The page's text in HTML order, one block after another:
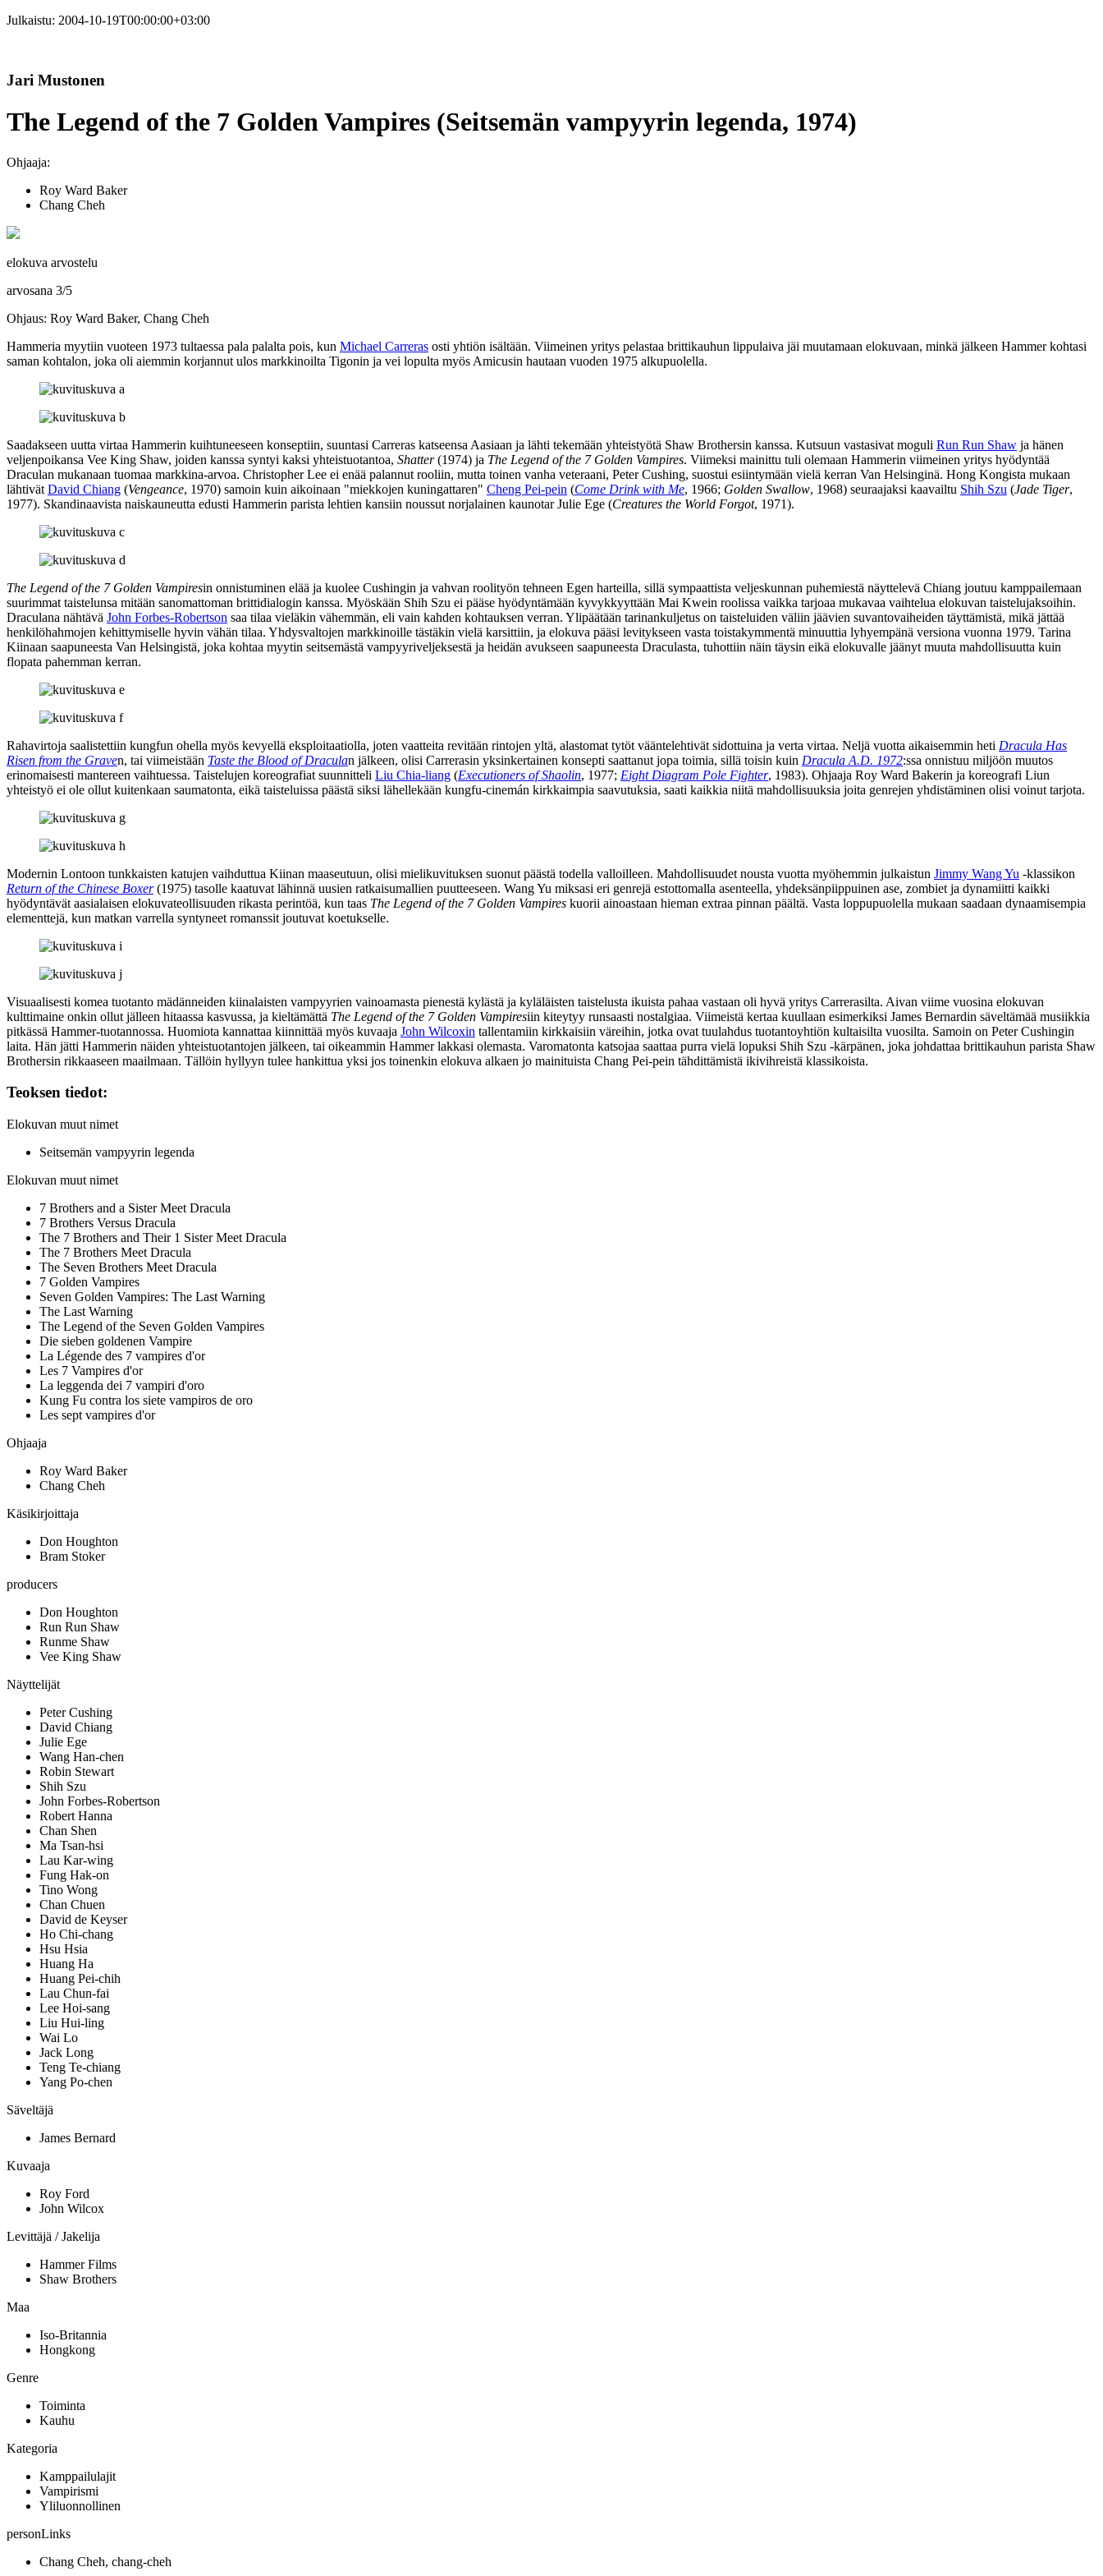
Julkaistu: 2004-10-19T00:00:00+03:00
Jari Mustonen
The Legend of the 7 Golden Vampires (Seitsemän vampyyrin legenda, 1974)
Ohjaaja:
Roy Ward Baker
Chang Cheh
elokuva arvostelu
arvosana 3/5
Ohjaus: Roy Ward Baker, Chang Cheh
Hammeria myytiin vuoteen 1973 tultaessa pala palalta pois, kun Michael Carreras osti yhtiön isältään. Viimeinen yritys pelastaa brittikauhun lippulaiva jäi muutamaan elokuvaan, minkä jälkeen Hammer kohtasi
saman kohtalon, joka oli aiemmin korjannut ulos markkinoilta Tigonin ja vei lopulta myös Amicusin hautaan vuoden 1975 alkupuolella.
Saadakseen uutta virtaa Hammerin kuihtuneeseen konseptiin, suuntasi Carreras katseensa Aasiaan ja lähti tekemään yhteistyötä Shaw Brothersin kanssa. Kutsuun vastasivat moguli Run Run Shaw ja hänen
veljenpoikansa Vee King Shaw, joiden kanssa syntyi kaksi yhteistuotantoa, Shatter(1974) ja The Legend of the 7 Golden Vampires. Viimeksi mainittu tuli olemaan Hammerin viimeinen yritys hyödyntää
Draculan mukanaan tuomaa markkina-arvoa. Christopher Lee ei enää palannut rooliin, mutta toinen vanha veteraani, Peter Cushing, suostui esiintymään vielä kerran Van Helsinginä. Hong Kongista mukaan
lähtivät David Chiang (Vengeance, 1970) samoin kuin aikoinaan "miekkojen kuningattaren" Cheng Pei‑pein (Come Drink with Me, 1966; Golden Swallow, 1968) seuraajaksi kaavailtu Shih Szu (Jade Tiger,
1977). Skandinaavista naiskauneutta edusti Hammerin parista lehtien kansiin noussut norjalainen kaunotarJulie Ege (Creatures the World Forgot, 1971).
The Legend of the 7 Golden Vampiresin onnistuminen elää ja kuolee Cushingin ja vahvan roolityön tehneen Egen harteilla, sillä sympaattista veljeskunnan puhemiestä näyttelevä Chiang joutuu kamppailemaan
suurimmat taistelunsa mitään sanomattoman brittidialogin kanssa. Myöskään Shih Szu ei pääse hyödyntämään kyvykkyyttään Mai Kwein roolissa vaikka tarjoaa mukavaa vaihtelua elokuvan taistelujaksoihin.
Draculana nähtävä John Forbes-Robertson saa tilaa vieläkin vähemmän, eli vain kahden kohtauksen verran. Ylipäätään tarinankuljetus on taisteluiden väliin jäävien suvantovaiheiden täyttämistä, mikä jättää
henkilöhahmojen kehittymiselle hyvin vähän tilaa. Yhdysvaltojen markkinoille tästäkin vielä karsittiin, ja elokuva pääsi levitykseen vasta toistakymmentä minuuttia lyhyempänä versiona vuonna 1979. Tarina
Kiinaan saapuneesta Van Helsingistä, joka kohtaa myytin seitsemästä vampyyriveljeksestä ja heidän avukseen saapuneesta Draculasta, tuhottiin näin täysin eikä elokuvalle jäänyt muuta mahdollisuutta kuin
flopata pahemman kerran.
Rahavirtoja saalistettiin kungfun ohella myös kevyellä eksploitaatiolla, joten vaatteita revitään rintojen yltä, alastomat tytöt vääntelehtivät sidottuina ja verta virtaa. Neljä vuotta aikaisemmin heti Dracula Has
Risen from the Graven, tai viimeistään Taste the Blood of Draculan jälkeen, olisi Carrerasin yksinkertainen konsepti saattanut jopa toimia, sillä toisin kuin Dracula A.D. 1972:ssa onnistuu miljöön muutos
erinomaisesti mantereen vaihtuessa. Taistelujen koreografiat suunnitteli Liu Chia-liang (Executioners of Shaolin, 1977; Eight Diagram Pole Fighter, 1983). Ohjaaja Roy Ward Bakerin ja koreografi Liun
yhteistyö ei ole ollut kuitenkaan saumatonta, eikä taisteluissa päästä siksi lähellekään kungfu-cinemán kirkkaimpia saavutuksia, saati kaikkia niitä mahdollisuuksia joita genrejen yhdistäminen olisi voinut tarjota.
Modernin Lontoon tunkkaisten katujen vaihduttua Kiinan maaseutuun, olisi mielikuvituksen suonut päästä todella valloilleen. Mahdollisuudet nousta vuotta myöhemmin julkaistun Jimmy Wang Yu ‑klassikon
Return of the Chinese Boxer(1975) tasolle kaatuvat lähinnä uusien ratkaisumallien puutteeseen. Wang Yu miksasi eri genrejä estottomalla asenteella, yhdeksänpiippuinen ase, zombiet ja dynamiitti kaikki
hyödyntävät aasialaisen elokuvateollisuuden rikasta perintöä, kun taas The Legend of the 7 Golden Vampires kuorii ainoastaan hieman extraa pinnan päältä. Vasta loppupuolella mukaan saadaan dynaamisempia
elementtejä, kun matkan varrella syntyneet romanssit joutuvat koetukselle.
Visuaalisesti komea tuotanto mädänneiden kiinalaisten vampyyrien vainoamasta pienestä kylästä ja kyläläisten taistelusta ikuista pahaa vastaan oli hyvä yritys Carrerasilta. Aivan viime vuosina elokuvan
kulttimaine onkin ollut jälleen hitaassa kasvussa, ja kieltämättä The Legend of the 7 Golden Vampiresiin kiteytyy runsaasti nostalgiaa. Viimeistä kertaa kuullaan esimerkiksi James Bernardin säveltämää musiikkia
pitkässä Hammer-tuotannossa. Huomiota kannattaa kiinnittää myös kuvaaja John Wilcoxin tallentamiin kirkkaisiin väreihin, jotka ovat tuulahdus tuotantoyhtiön kultaisilta vuosilta. Samoin on Peter Cushingin
laita. Hän jätti Hammerin näiden yhteistuotantojen jälkeen, tai oikeammin Hammer lakkasi olemasta. Varomatonta katsojaa saattaa purra vielä lopuksi Shih Szu ‑kärpänen, joka johdattaa brittikauhun parista Shaw
Brothersin rikkaaseen maailmaan. Tällöin hyllyyn tulee hankittua yksi jos toinenkin elokuva alkaen jo mainituista Chang Pei‑pein tähdittämistä ikivihreistä klassikoista.
Teoksen tiedot:
Elokuvan muut nimet
Seitsemän vampyyrin legenda
Elokuvan muut nimet
7 Brothers and a Sister Meet Dracula
7 Brothers Versus Dracula
The 7 Brothers and Their 1 Sister Meet Dracula
The 7 Brothers Meet Dracula
The Seven Brothers Meet Dracula
7 Golden Vampires
Seven Golden Vampires: The Last Warning
The Last Warning
The Legend of the Seven Golden Vampires
Die sieben goldenen Vampire
La Légende des 7 vampires d'or
Les 7 Vampires d'or
La leggenda dei 7 vampiri d'oro
Kung Fu contra los siete vampiros de oro
Les sept vampires d'or
Ohjaaja
Roy Ward Baker
Chang Cheh
Käsikirjoittaja
Don Houghton
Bram Stoker
producers
Don Houghton
Run Run Shaw
Runme Shaw
Vee King Shaw
Näyttelijät
Peter Cushing
David Chiang
Julie Ege
Wang Han-chen
Robin Stewart
Shih Szu
John Forbes-Robertson
Robert Hanna
Chan Shen
Ma Tsan-hsi
Lau Kar-wing
Fung Hak-on
Tino Wong
Chan Chuen
David de Keyser
Ho Chi-chang
Hsu Hsia
Huang Ha
Huang Pei-chih
Lau Chun-fai
Lee Hoi-sang
Liu Hui-ling
Wai Lo
Jack Long
Teng Te-chiang
Yang Po-chen
Säveltäjä
James Bernard
Kuvaaja
Roy Ford
John Wilcox
Levittäjä / Jakelija
Hammer Films
Shaw Brothers
Maa
Iso-Britannia
Hongkong
Genre
Toiminta
Kauhu
Kategoria
Kamppailulajit
Vampirismi
Yliluonnollinen
personLinks
Chang Cheh, chang-cheh